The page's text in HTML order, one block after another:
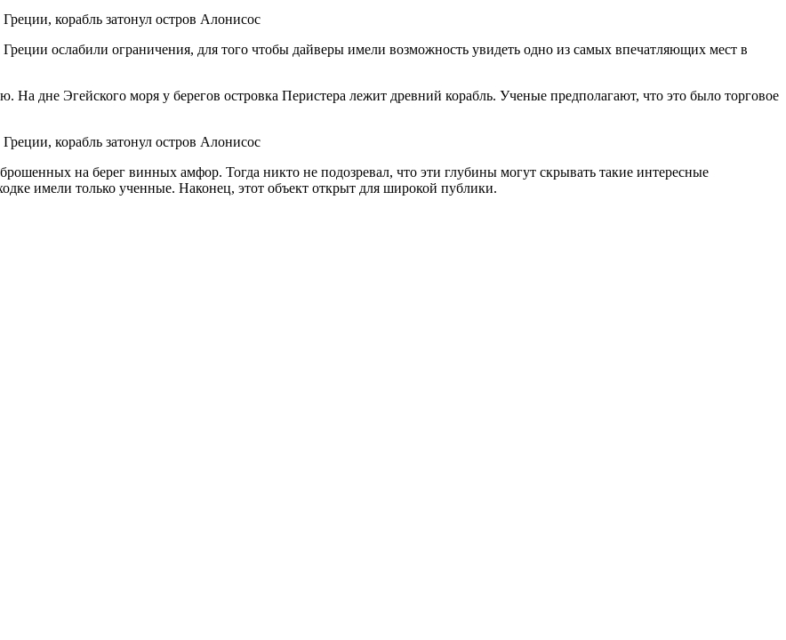
ослабили ограничения, для того чтобы дайверы имели возможность увидеть одно из самых впечатляющих мест в
дне Эгейского моря у берегов островка Перистера лежит древний корабль. Ученые предполагают, что это было торговое
на берег винных амфор. Тогда никто не подозревал, что эти глубины могут скрывать такие интересные
имели только ученные. Наконец, этот объект открыт для широкой публики.